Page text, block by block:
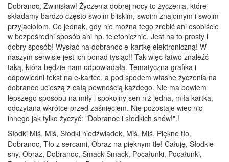
Dobranoc, Zwinisław! Życzenia dobrej nocy to życzenia, które
składamy bardzo często swoim bliskim, swoim znajomym i swoim
przyjaciołom. Co jednak, gdy nie można tego zrobić ani osobiście
w bezpośredni sposób ani np. telefonicznie. Jest na to prosty i
dobry sposób! Wysłać na dobranoc e-kartkę elektroniczną! W
naszym serwisie jest ich ponad tysiąc!! Tak więc łatwo znaleźć
taką, która będzie nam odpowiadała. Tematyczna grafika i
odpowiedni tekst na e-kartce, a pod spodem własne życzenia na
dobranoc ucieszą z całą pewnością każdego. Nie ma bowiem
lepszego sposobu na miły i spokojny sen niż jedna, miła kartka,
odczytana wkrótce przed zaśnięciem. Nie pozostaje wiec nic
innego jak tylko życzyć: "Dobranoc i słodkich snów!".!
Słodki Miś, Miś, Słodki niedźwiadek, Miś, Miś, Piękne tło,
Dobranoc, Tło z sercami, Obraz na pięknym tle! Całuję, Słodkie
sny, Obraz, Dobranoc, Smack-Smack, Pocałunki, Pocałunki,